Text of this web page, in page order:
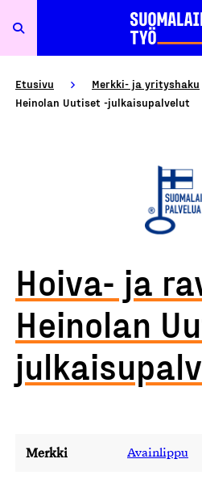
Etusivu Merkki- ja yrityshaku
Heinolan Uutiset -julkaisupalvelut
Hoiva- ja
Heinolan
Merkki Avainlippu